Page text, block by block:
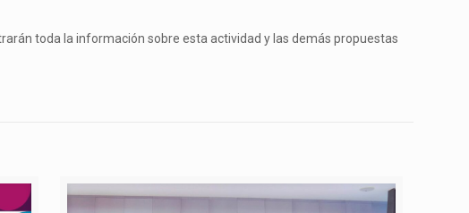
toda la información sobre esta actividad y las demás propuestas